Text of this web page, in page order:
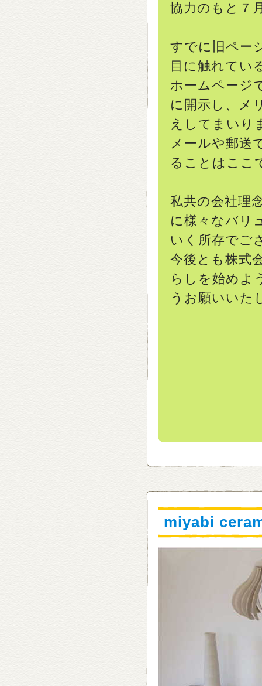
協力のもと７
すでに旧ペー
目に触れてい
ホームページ
に開示し、メ
えしてまいり
メールや郵送
ることはここ
私共の会社理
に様々なバリ
いく所存でご
今後とも株式
らしを始めよ
うお願いい
miyabi